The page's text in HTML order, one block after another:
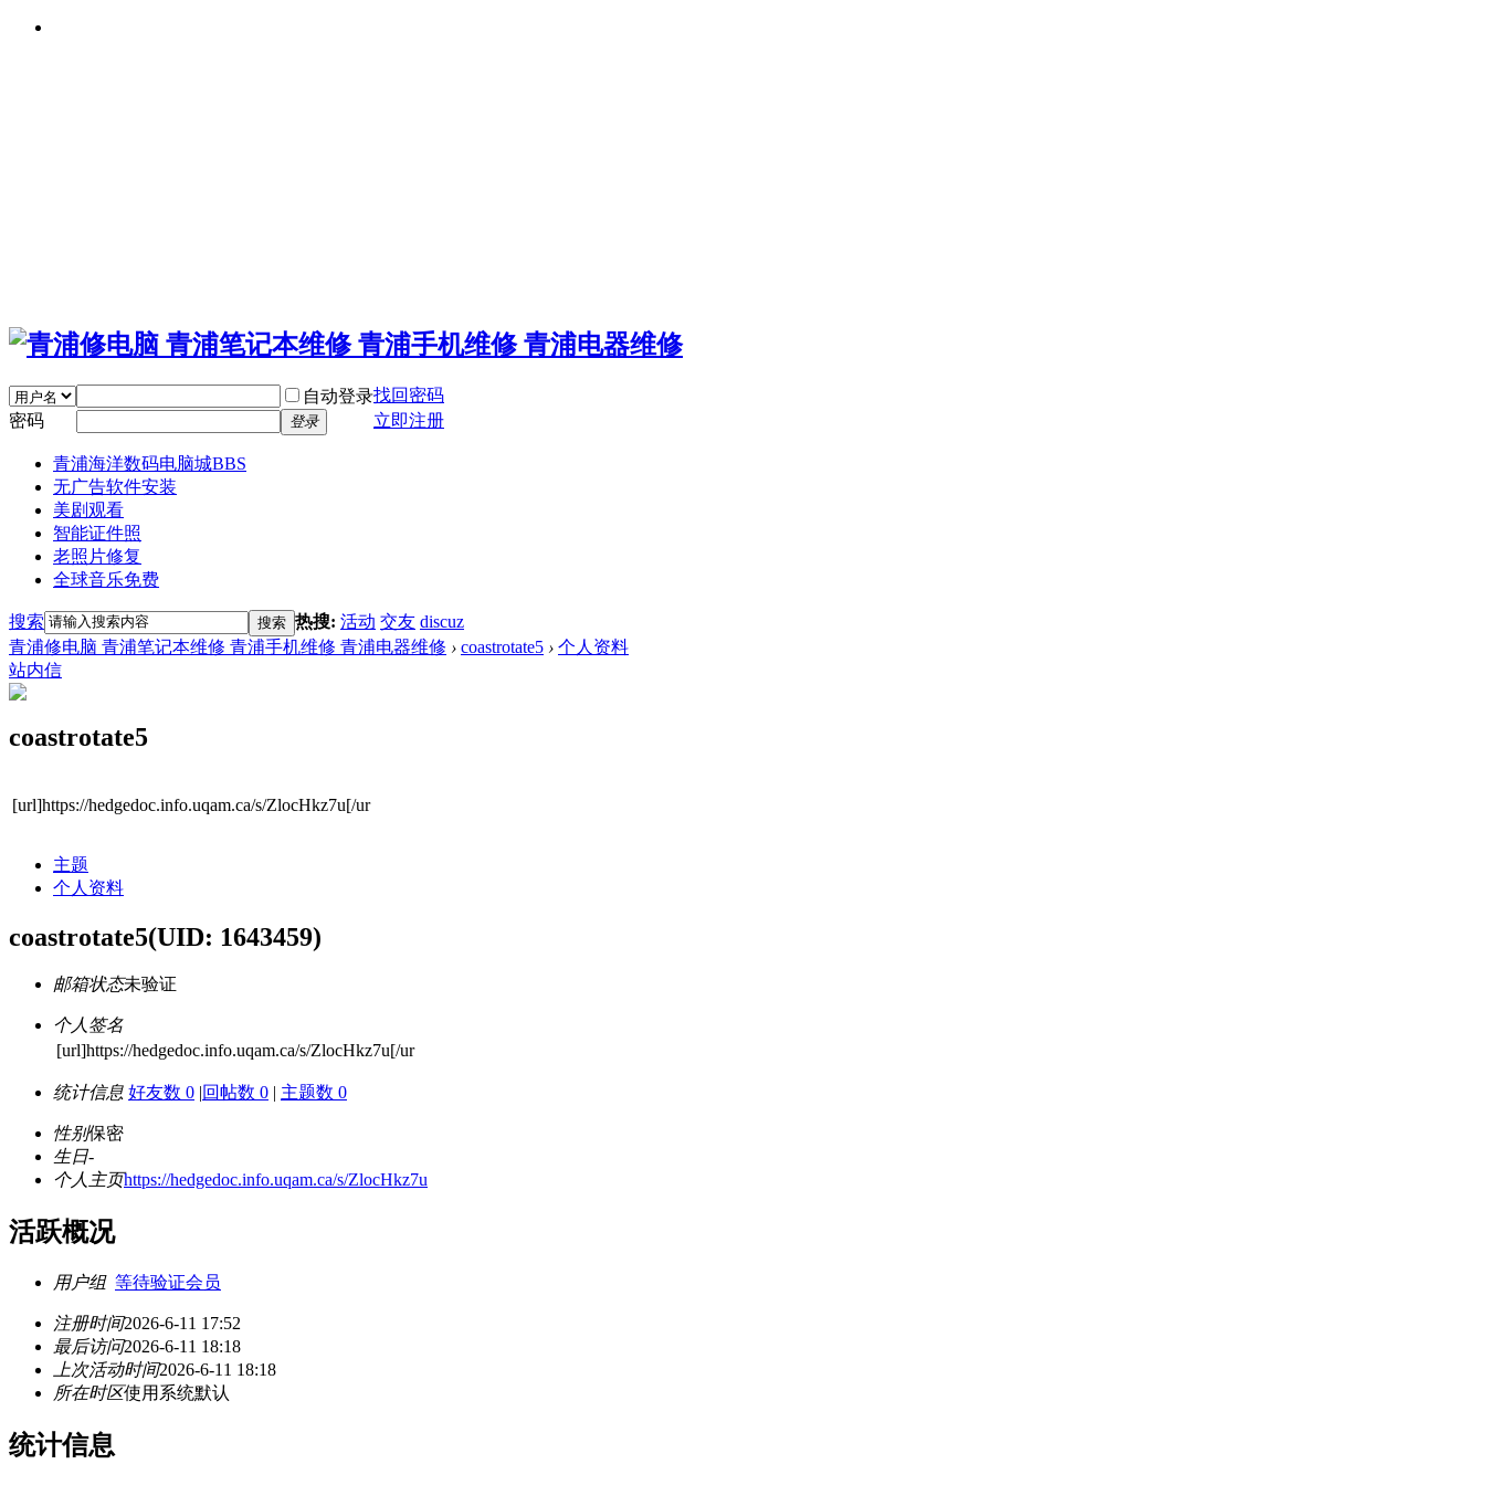
自动登录找回密码
密码
登录 立即注册
青浦海洋数码电脑城BBS
无广告软件安装
美剧观看
智能证件照
老照片修复
全球音乐免费
搜索 搜索 热搜: 活动 交友 discuz
青浦修电脑 青浦笔记本维修 青浦手机维修 青浦电器维修 › coastrotate5 › 个人资料
站内信
coastrotate5
[url]https://hedgedoc.info.uqam.ca/s/ZlocHkz7u[/ur
主题
个人资料
coastrotate5(UID: 1643459)
邮箱状态未验证
个人签名
[url]https://hedgedoc.info.uqam.ca/s/ZlocHkz7u[/ur
统计信息 好友数 0 |回帖数 0 | 主题数 0
性别保密
生日-
个人主页https://hedgedoc.info.uqam.ca/s/ZlocHkz7u
活跃概况
用户组 等待验证会员
注册时间2026-6-11 17:52
最后访问2026-6-11 18:18
上次活动时间2026-6-11 18:18
所在时区使用系统默认
统计信息